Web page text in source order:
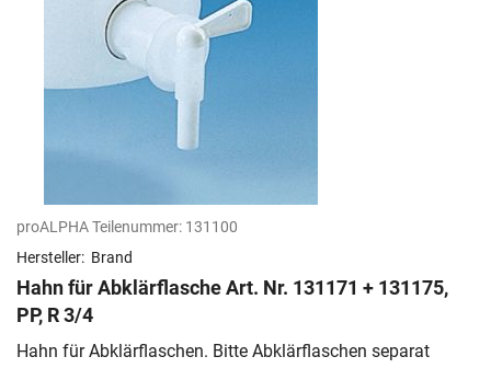
proALPHA Teilenummer: 131100
Hersteller: Brand
Hahn für Abklärflasche Art. Nr. 131171 + 131175,
PP, R 3/4
Hahn für Abklärflaschen. Bitte Abklärflaschen separat